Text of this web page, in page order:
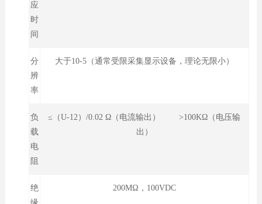
应
时
间
分
辨
率
大于10-5（通常受限采集显示设备，理论无限小）
负
载
电
阻
≤（U-12）/0.02 Ω（电流输出） >100KΩ（电压输
出）
绝
200MΩ，100VDC